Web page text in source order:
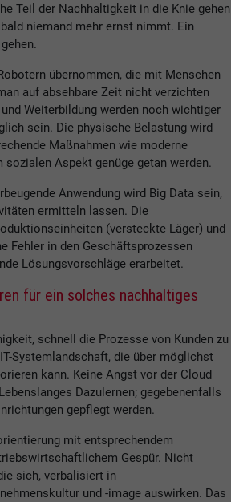
Teil der Nachhaltigkeit in die Knie gehen
niemand mehr ernst nimmt. Ein
übernommen, die mit Menschen
auf absehbare Zeit nicht verzichten
Weiterbildung werden noch wichtiger
sein. Die physische Belastung wird
Maßnahmen wie moderne
Aspekt genüge getan werden.
Anwendung wird Big Data sein,
ermitteln lassen. Die
(versteckte Läger) und
Fehler in den Geschäftsprozessen
Lösungsvorschläge erarbeitet.
für ein solches nachhaltiges
schnell die Prozesse von Kunden zu
Systemlandschaft, die über möglichst
kann. Keine Angst vor der Cloud
Dazulernen; gegebenenfalls
gepflegt werden.
mit entsprechendem
Gespür. Nicht
sich, verbalisiert in
und -image auswirken. Das